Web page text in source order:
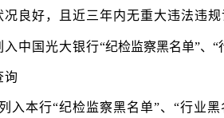
况良好，且近三年内无重大违法违规
入中国光大银行“纪检监察黑名单”、“
询
入本行“纪检监察黑名单”、“行业黑